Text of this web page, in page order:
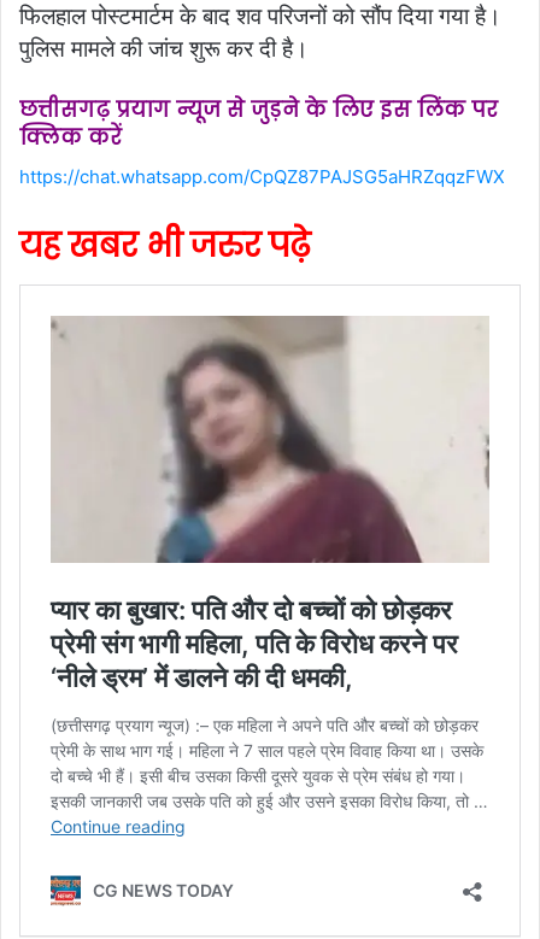
फिलहाल पोस्टमार्टम के बाद शव परिजनों को सौंप दिया गया है।
पुलिस मामले की जांच शुरू कर दी है।
छत्तीसगढ़ प्रयाग न्यूज से जुड़ने के लिए इस लिंक पर
क्लिक करें
https://chat.whatsapp.com/CpQZ87PAJSG5aHRZqqzFWX
यह खबर भी जरुर पढ़े